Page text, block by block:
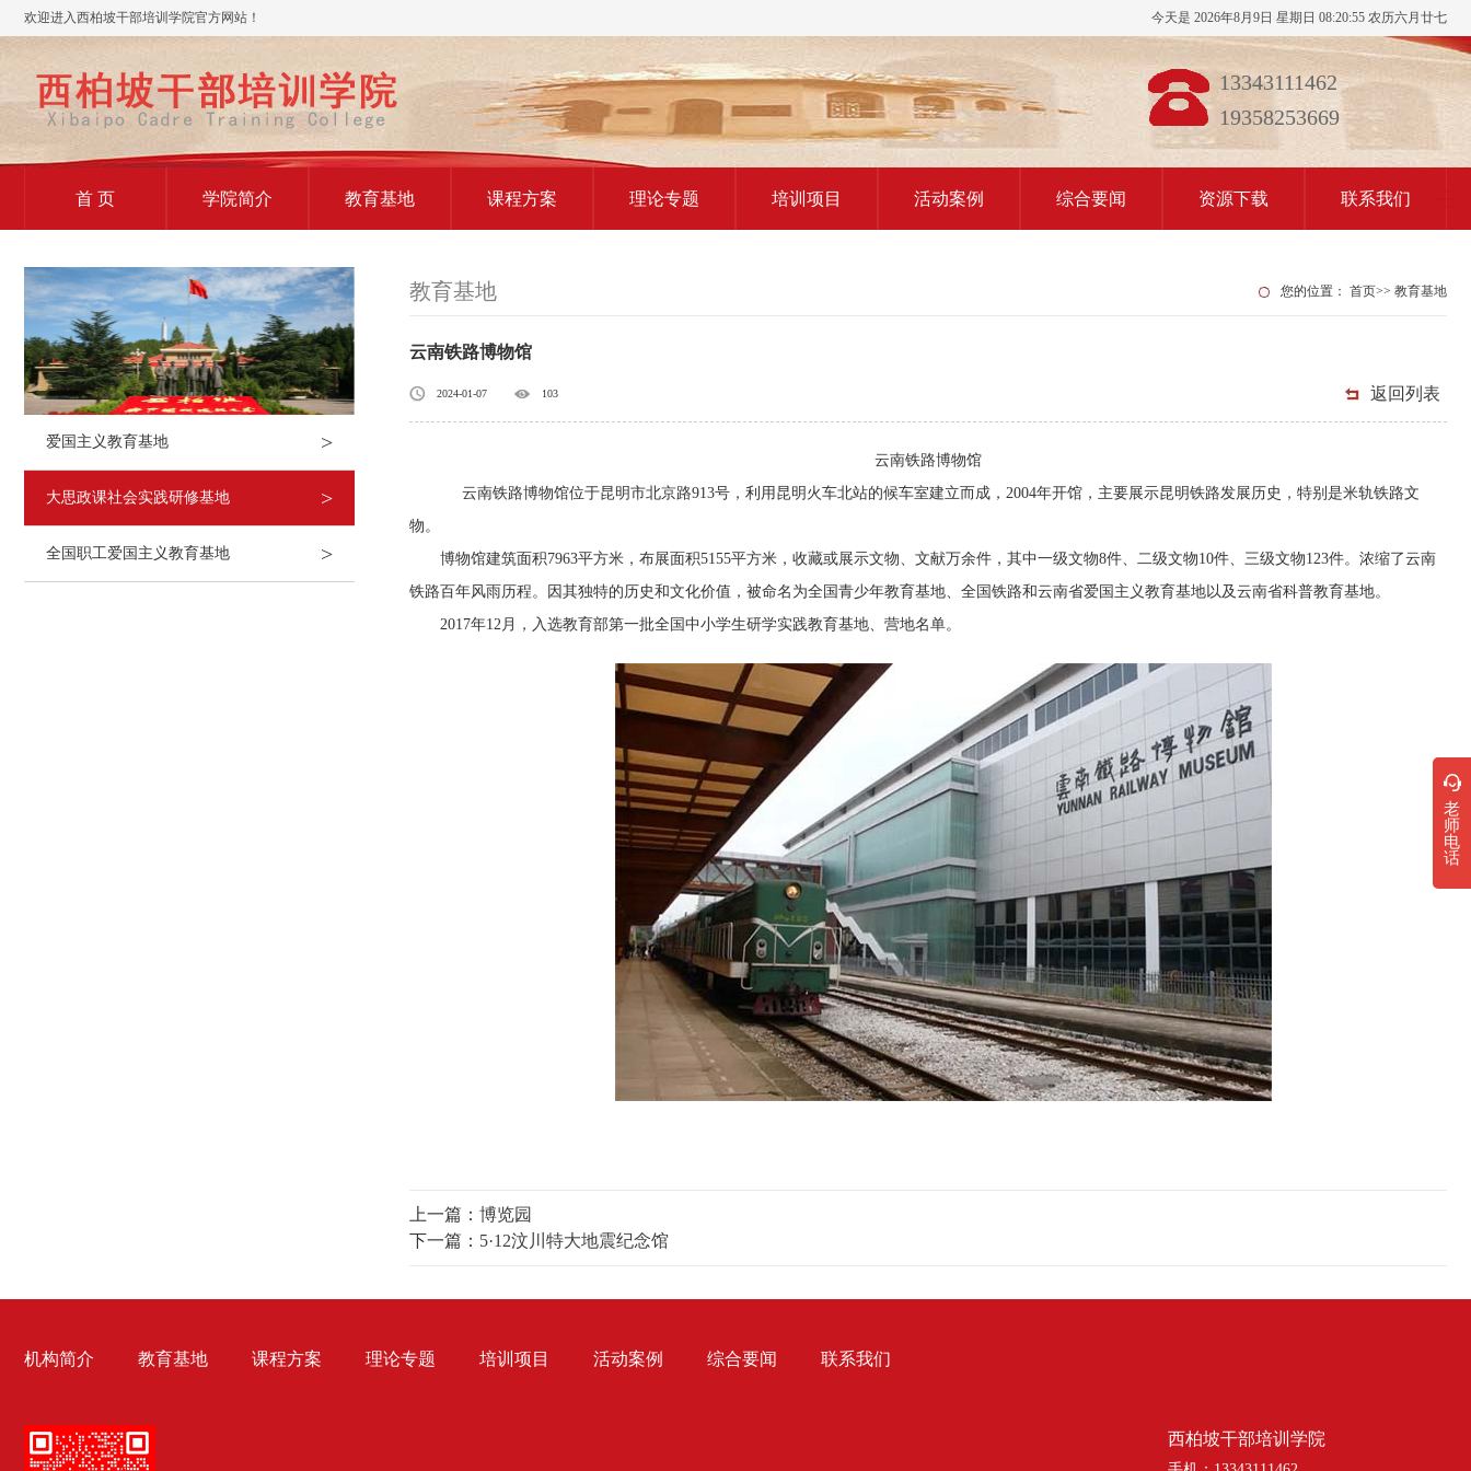
欢迎进入西柏坡干部培训学院官方网站！ 今天是 2026年8月9日 星期日 08:20:55 农历六月廿七
13343111462
19358253669
首 页 学院简介 教育基地 课程方案 理论专题 培训项目 活动案例 综合要闻 资源下载 联系我们
爱国主义教育基地 >
大思政课社会实践研修基地 >
全国职工爱国主义教育基地 >
教育基地 您的位置： 首页>> 教育基地
云南铁路博物馆
2024-01-07 103 返回列表
云南铁路博物馆
云南铁路博物馆位于昆明市北京路913号，利用昆明火车北站的候车室建立而成，2004年开馆，主要展示昆明铁路发展历史，特别是米轨铁路文
物。
博物馆建筑面积7963平方米，布展面积5155平方米，收藏或展示文物、文献万余件，其中一级文物8件、二级文物10件、三级文物123件。浓缩了云南
铁路百年风雨历程。因其独特的历史和文化价值，被命名为全国青少年教育基地、全国铁路和云南省爱国主义教育基地以及云南省科普教育基地。
2017年12月，入选教育部第一批全国中小学生研学实践教育基地、营地名单。
上一篇： 博览园
下一篇： 5·12汶川特大地震纪念馆
机构简介 教育基地 课程方案 理论专题 培训项目 活动案例 综合要闻 联系我们
西柏坡干部培训学院
老
师
电
话